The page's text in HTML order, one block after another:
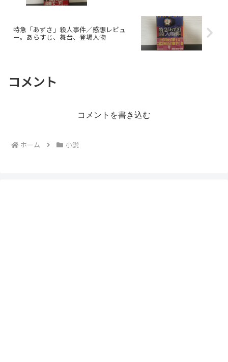
特急「あずさ」殺人事件／感想レビュ
ー。あらすじ、舞台、登場人物
コメント
コメントを書き込む
ホーム 小説